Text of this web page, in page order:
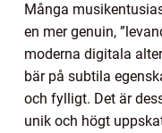
Många
en mer genuin,
moderna digitala
bär på subtila
och fylligt. Det är
unik och högt